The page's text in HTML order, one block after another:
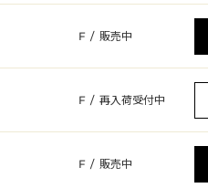
F / 販売中
F / 再入荷受付中
F / 販売中